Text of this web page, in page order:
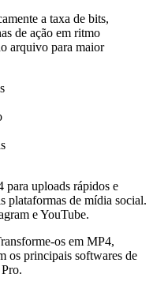
a taxa de bits,
de ação em ritmo
arquivo para maior
uploads rápidos e
plataformas de mídia social.
e YouTube.
os em MP4,
os principais softwares de